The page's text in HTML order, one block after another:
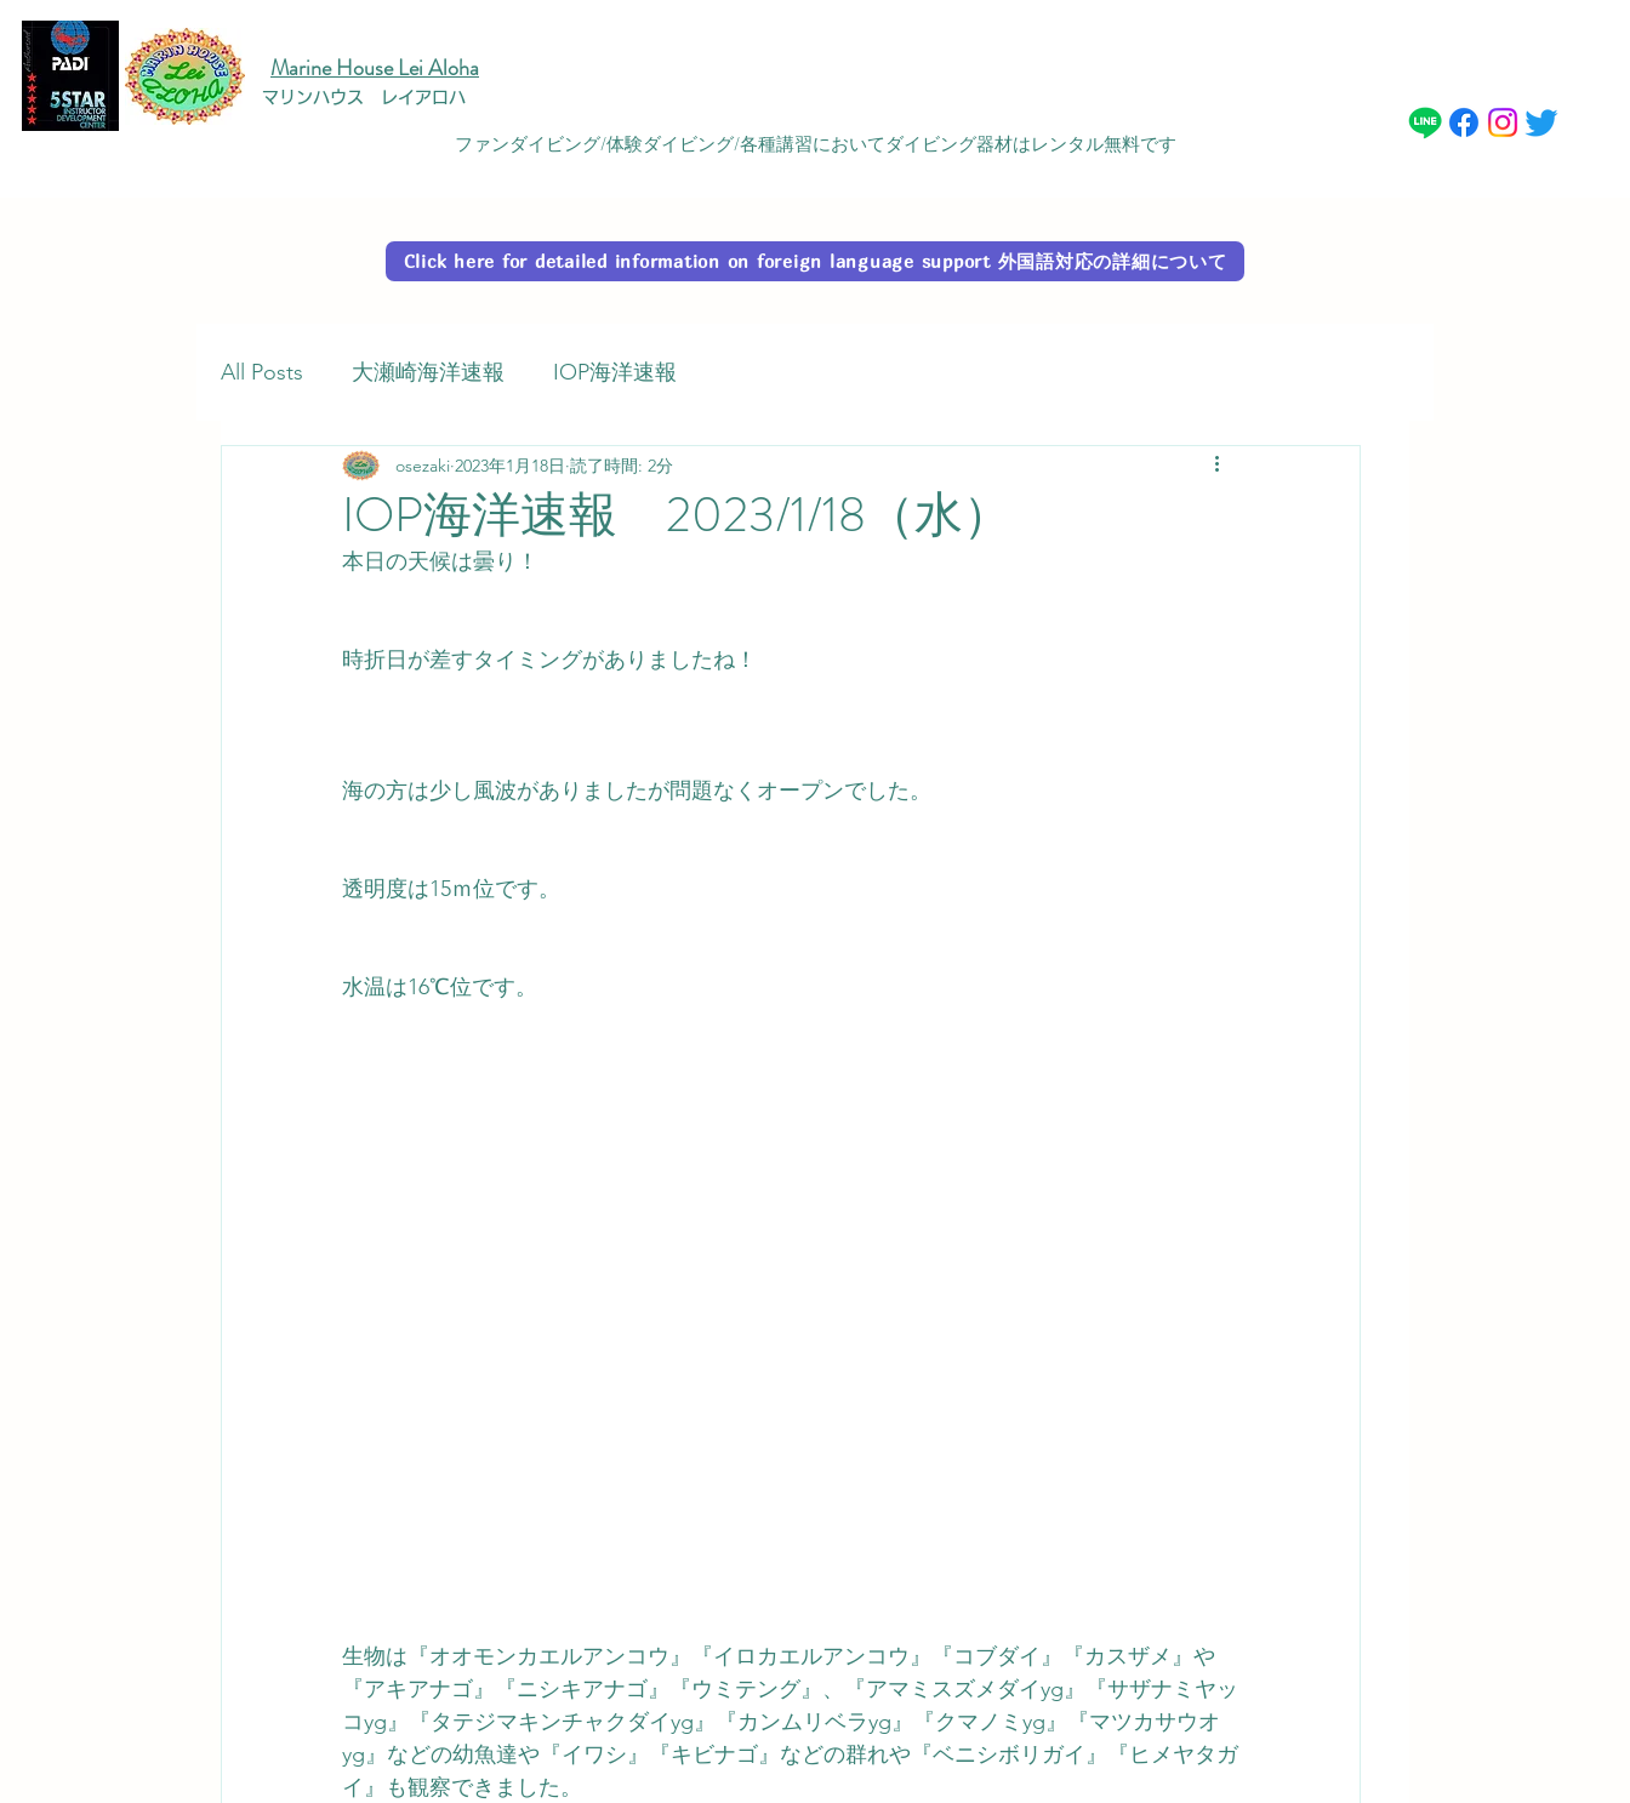
Marine House Lei Aloha
マリンハウス レイアロハ
ファンダイビング/体験ダイビング/各種講習においてダイビング器材はレンタル無料です
Click here for detailed information on foreign language support 外国語対応の詳細に​ついて
All Posts 大瀬崎海洋速報 IOP海洋速報
IOP海洋速報 2023/1/18（水）
osezaki 2023年1月18日 読了時間: 2分
本日の天候は曇り！
時折日が差すタイミングがありましたね！
海の方は少し風波がありましたが問題なくオープンでした。
透明度は15ｍ位です。
水温は16℃位です。
生物は『オオモンカエルアンコウ』『イロカエルアンコウ』『コブダイ』『カスザメ』や
『アキアナゴ』『ニシキアナゴ』『ウミテング』、『アマミスズメダイyg』『サザナミヤッ
コyg』『タテジマキンチャクダイyg』『カンムリベラyg』『クマノミyg』『マツカサウオ
yg』などの幼魚達や『イワシ』『キビナゴ』などの群れや『ベニシボリガイ』『ヒメヤタガ
イ』も観察できました。